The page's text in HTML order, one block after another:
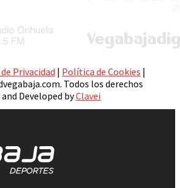
Privacidad | Política de Cookies |
Todos los derechos
Developed byClavei